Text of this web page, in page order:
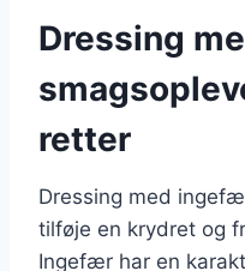
Dressing
retter
Dressing med
tilføje en krydret og
Ingefær har en